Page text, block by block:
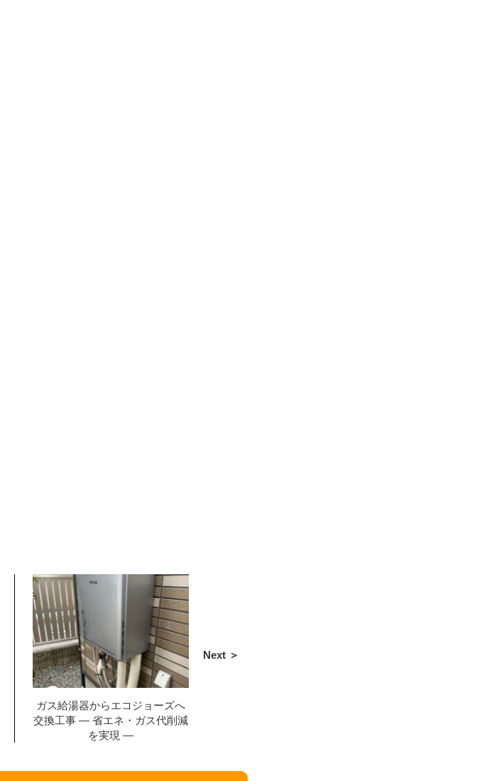
Next ＞
ガス給湯器からエコジョーズへ
交換工事 ― 省エネ・ガス代削減
を実現 ―